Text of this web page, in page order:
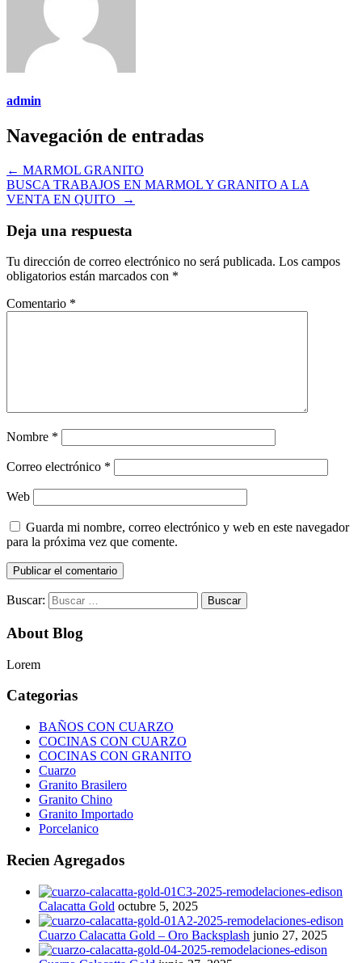
admin
Navegación de entradas
← MARMOL GRANITO
BUSCA TRABAJOS EN MARMOL Y GRANITO A LA
VENTA EN QUITO
→
Deja una respuesta
Tu dirección de correo electrónico no será publicada. Los campos
obligatorios están marcados con *
Comentario *
Nombre *
Correo electrónico *
Web
Guarda mi nombre, correo electrónico y web en este navegador
para la próxima vez que comente.
Buscar:
About Blog
Lorem
Categorias
BAÑOS CON CUARZO
COCINAS CON CUARZO
COCINAS CON GRANITO
Cuarzo
Granito Brasilero
Granito Chino
Granito Importado
Porcelanico
Recien Agregados
Calacatta Gold octubre 5, 2025
Cuarzo Calacatta Gold – Oro Backsplash junio 27, 2025